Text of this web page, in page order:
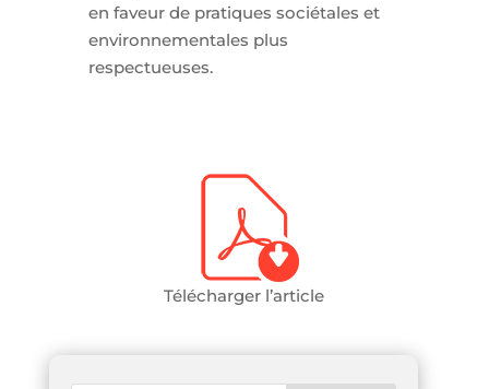
en faveur de pratiques sociétales et
environnementales plus
respectueuses.
Télécharger l’article